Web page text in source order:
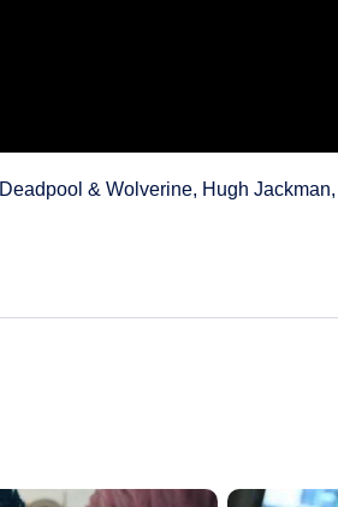
Deadpool & Wolverine, Hugh Jackman,